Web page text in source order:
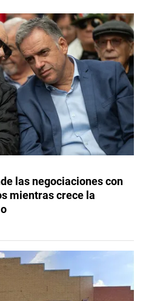
las negociaciones con
mientras crece la